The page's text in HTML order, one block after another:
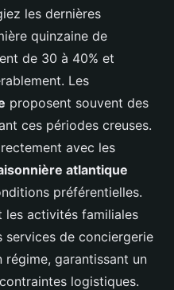
les dernières
quinzaine de
de 30 à 40% et
Les
proposent souvent des
ces périodes creuses.
avec les
atlantique
préférentielles.
les activités familiales
services de conciergerie
garantissant un
logistiques.